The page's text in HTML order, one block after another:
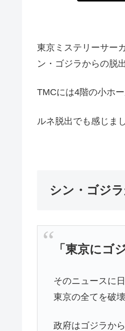
東京ミステリーサー
ン・ゴジラからの脱出
TMCには4階の小ホ
ルネ脱出でも感じま
シン・ゴジ
「東京にゴ
そのニュースに
東京の全てを破
政府はゴジラか